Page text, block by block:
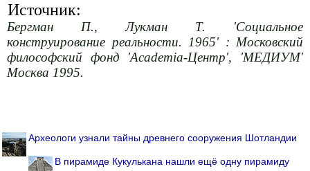
Источник:
Бергман П., Лукман Т. 'Социальное
конструирование реальности. 1965' : Московский
философский фонд 'Academia-Центр', 'МЕДИУМ'
Москва 1995.
Археологи узнали тайны древнего сооружения Шотландии
В пирамиде Кукулькана нашли ещё одну пирамиду